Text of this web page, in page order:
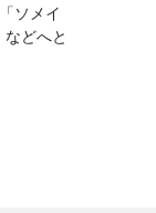
ソメイ
どへと